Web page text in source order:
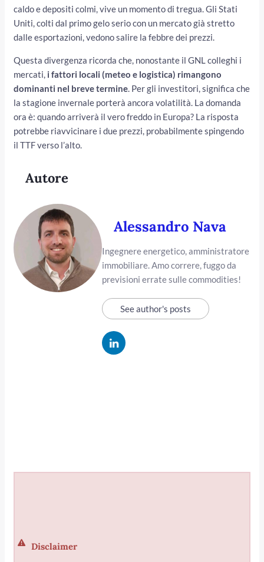
caldo e depositi colmi, vive un momento di tregua. Gli Stati
Uniti, colti dal primo gelo serio con un mercato già stretto
dalle esportazioni, vedono salire la febbre dei prezzi.
Questa divergenza ricorda che, nonostante il GNL colleghi i
mercati, i fattori locali (meteo e logistica) rimangono
dominanti nel breve termine . Per gli investitori, significa che
la stagione invernale porterà ancora volatilità. La domanda
ora è: quando arriverà il vero freddo in Europa? La risposta
potrebbe riavvicinare i due prezzi, probabilmente spingendo
il TTF verso l’alto.
Autore
Alessandro Nava
Ingegnere energetico, amministratore
immobiliare. Amo correre, fuggo da
previsioni errate sulle commodities!
See author's posts
Disclaimer